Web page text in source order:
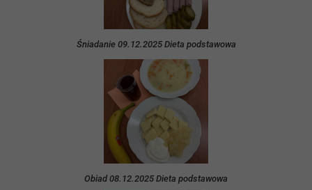
Śniadanie 09.12.2025 Dieta podstawowa
Obiad 08.12.2025 Dieta podstawowa